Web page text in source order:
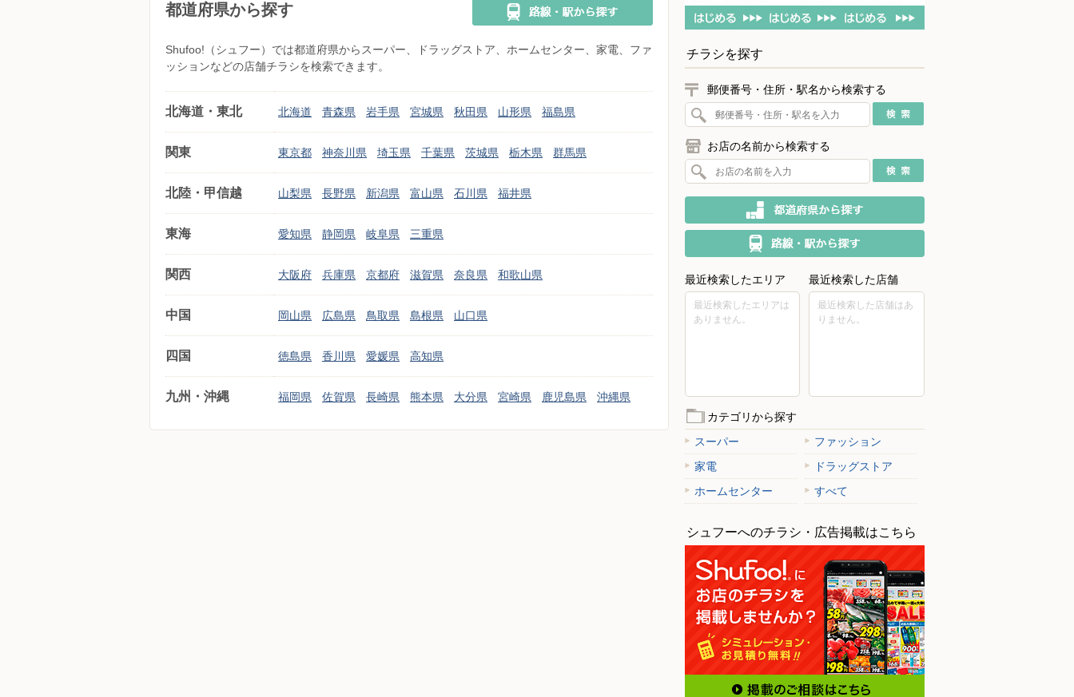
都道府県から探す
Shufoo!（シュフー）では都道府県からスーパー、ドラッグストア、ホームセンター、家電、ファ
ッションなどの店舗チラシを検索できます。
北海道・東北 北海道 青森県 岩手県 宮城県 秋田県 山形県 福島県
関東 東京都 神奈川県 埼玉県 千葉県 茨城県 栃木県 群馬県
北陸・甲信越 山梨県 長野県 新潟県 富山県 石川県 福井県
東海 愛知県 静岡県 岐阜県 三重県
関西 大阪府 兵庫県 京都府 滋賀県 奈良県 和歌山県
中国 岡山県 広島県 鳥取県 島根県 山口県
四国 徳島県 香川県 愛媛県 高知県
九州・沖縄 福岡県 佐賀県 長崎県 熊本県 大分県 宮崎県 鹿児島県 沖縄県
チラシを探す
郵便番号・住所・駅名から検索する
お店の名前から検索する
最近検索したエリア
最近検索したエリアは
ありません。
最近検索した店舗
最近検索した店舗はあ
りません。
カテゴリから探す
スーパー
ファッション
家電
ドラッグストア
ホームセンター
すべて
シュフーへのチラシ・広告掲載はこちら